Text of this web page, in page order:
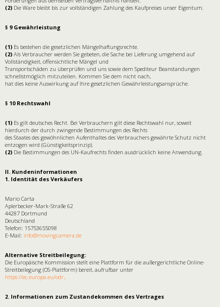
(2) Die Ware bleibt bis zur vollständigen Zahlung des Kaufpreises unser Eigentum.
§ 9 Gewährleistung
(1) Es bestehen die gesetzlichen Mängelhaftungsrechte.
(2) Als Verbraucher werden Sie gebeten, die Sache bei Lieferung umgehend auf
Vollständigkeit, offensichtliche Mängel und
Transportschäden zu überprüfen und uns sowie dem Spediteur Beanstandungen
schnellstmöglich mitzuteilen. Kommen Sie dem nicht nach,
hat dies keine Auswirkung auf Ihre gesetzlichen Gewährleistungsansprüche.
§ 10 Rechtswahl
(1) Es gilt deutsches Recht. Bei Verbrauchern gilt diese Rechtswahl nur, soweit
hierdurch der durch zwingende Bestimmungen des Rechts
des Staates des gewöhnlichen Aufenthaltes des Verbrauchers gewährte Schutz nicht
entzogen wird (Günstigkeitsprinzip).
(2) Die Bestimmungen des UN-Kaufrechts finden ausdrücklich keine Anwendung.
II. Kundeninformationen
1. Identität des Verkäufers
Mario Carta
Aplerbecker-Mark-Straße 62
44287 Dortmund
Deutschland
Telefon: 15753655098
E-Mail: info@movingcamera.de
Alternative Streitbeilegung:
Die Europäische Kommission stellt eine Plattform für die außergerichtliche Online-
Streitbeilegung (OS-Plattform) bereit, aufrufbar unter
https://ec.europa.eu/odr.
2. Informationen zum Zustandekommen des Vertrages